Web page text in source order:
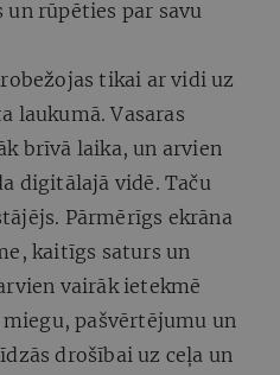
rūpēties par savu
tikai ar vidi uz
laukumā. Vasaras
brīvā laika, un arvien
digitālajā vidē. Taču
Pārmērīgs ekrāna
kaitīgs saturs un
vairāk ietekmē
pašvērtējumu un
drošībai uz ceļa un